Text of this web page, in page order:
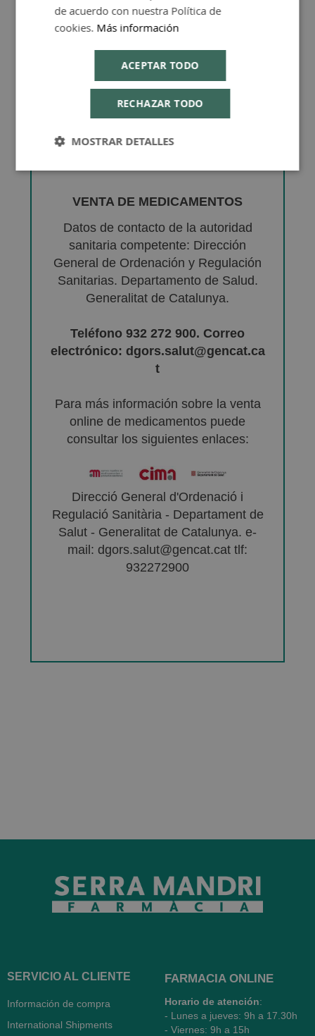
VENTA DE MEDICAMENTOS
Datos de contacto de la autoridad
sanitaria competente: Dirección
General de Ordenación y Regulación
Sanitarias. Departamento de Salud.
Generalitat de Catalunya.
Teléfono 932 272 900. Correo
electrónico: dgors.salut@gencat.ca
t
Para más información sobre la venta
online de medicamentos puede
consultar los siguientes enlaces:
Direcció General d'Ordenació i
Regulació Sanitària - Departament de
Salut - Generalitat de Catalunya. e-
mail: dgors.salut@gencat.cat tlf:
932272900
SERVICIO AL CLIENTE
Información de compra
International Shipments
FARMACIA ONLINE
Horario de atención:
- Lunes a jueves: 9h a 17.30h
- Viernes: 9h a 15h
de acuerdo con nuestra Política de
cookies. Más información
ACEPTAR TODO
RECHAZAR TODO
MOSTRAR DETALLES